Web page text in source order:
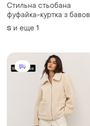
Стильна стьобана
фуфайка-куртка з
від next
S и еще 1